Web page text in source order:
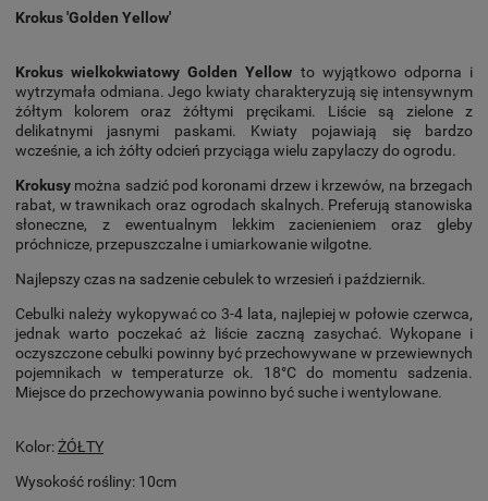
Krokus 'Golden Yellow'
Krokus wielkokwiatowy Golden Yellow to wyjątkowo odporna i
wytrzymała odmiana. Jego kwiaty charakteryzują się intensywnym
żółtym kolorem oraz żółtymi pręcikami. Liście są zielone z
delikatnymi jasnymi paskami. Kwiaty pojawiają się bardzo
wcześnie, a ich żółty odcień przyciąga wielu zapylaczy do ogrodu.
Krokusy można sadzić pod koronami drzew i krzewów, na brzegach
rabat, w trawnikach oraz ogrodach skalnych. Preferują stanowiska
słoneczne, z ewentualnym lekkim zacienieniem oraz gleby
próchnicze, przepuszczalne i umiarkowanie wilgotne.
Najlepszy czas na sadzenie cebulek to wrzesień i październik.
Cebulki należy wykopywać co 3-4 lata, najlepiej w połowie czerwca,
jednak warto poczekać aż liście zaczną zasychać. Wykopane i
oczyszczone cebulki powinny być przechowywane w przewiewnych
pojemnikach w temperaturze ok. 18°C do momentu sadzenia.
Miejsce do przechowywania powinno być suche i wentylowane.
Kolor:ŻÓŁTY
Wysokość rośliny: 10cm